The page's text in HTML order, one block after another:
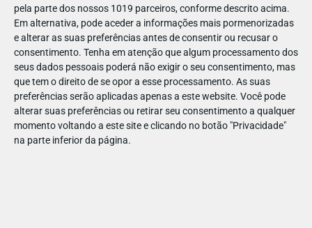
pela parte dos nossos 1019 parceiros, conforme descrito acima.
Em alternativa, pode aceder a informações mais pormenorizadas
e alterar as suas preferências antes de consentir ou recusar o
consentimento. Tenha em atenção que algum processamento dos
seus dados pessoais poderá não exigir o seu consentimento, mas
que tem o direito de se opor a esse processamento. As suas
preferências serão aplicadas apenas a este website. Você pode
alterar suas preferências ou retirar seu consentimento a qualquer
momento voltando a este site e clicando no botão "Privacidade"
na parte inferior da página.
45974987822996